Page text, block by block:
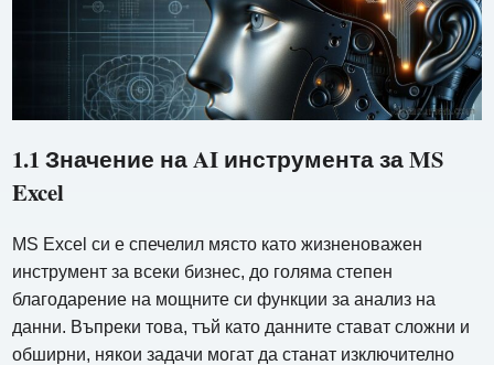
1.1 Значение на AI инструмента за MS
Excel
MS Excel си е спечелил място като жизненоважен
инструмент за всеки бизнес, до голяма степен
благодарение на мощните си функции за анализ на
данни. Въпреки това, тъй като данните стават сложни и
обширни, някои задачи могат да станат изключително